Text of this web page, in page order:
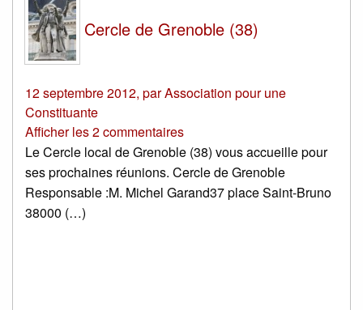
Cercle de Grenoble (38)
12 septembre 2012, parAssociation pour une
Constituante
Afficher les 2 commentaires
Le Cercle local de Grenoble (38) vous accueille pour
ses prochaines réunions. Cercle de Grenoble
Responsable :M. Michel Garand37 place Saint-Bruno
38000 (…)